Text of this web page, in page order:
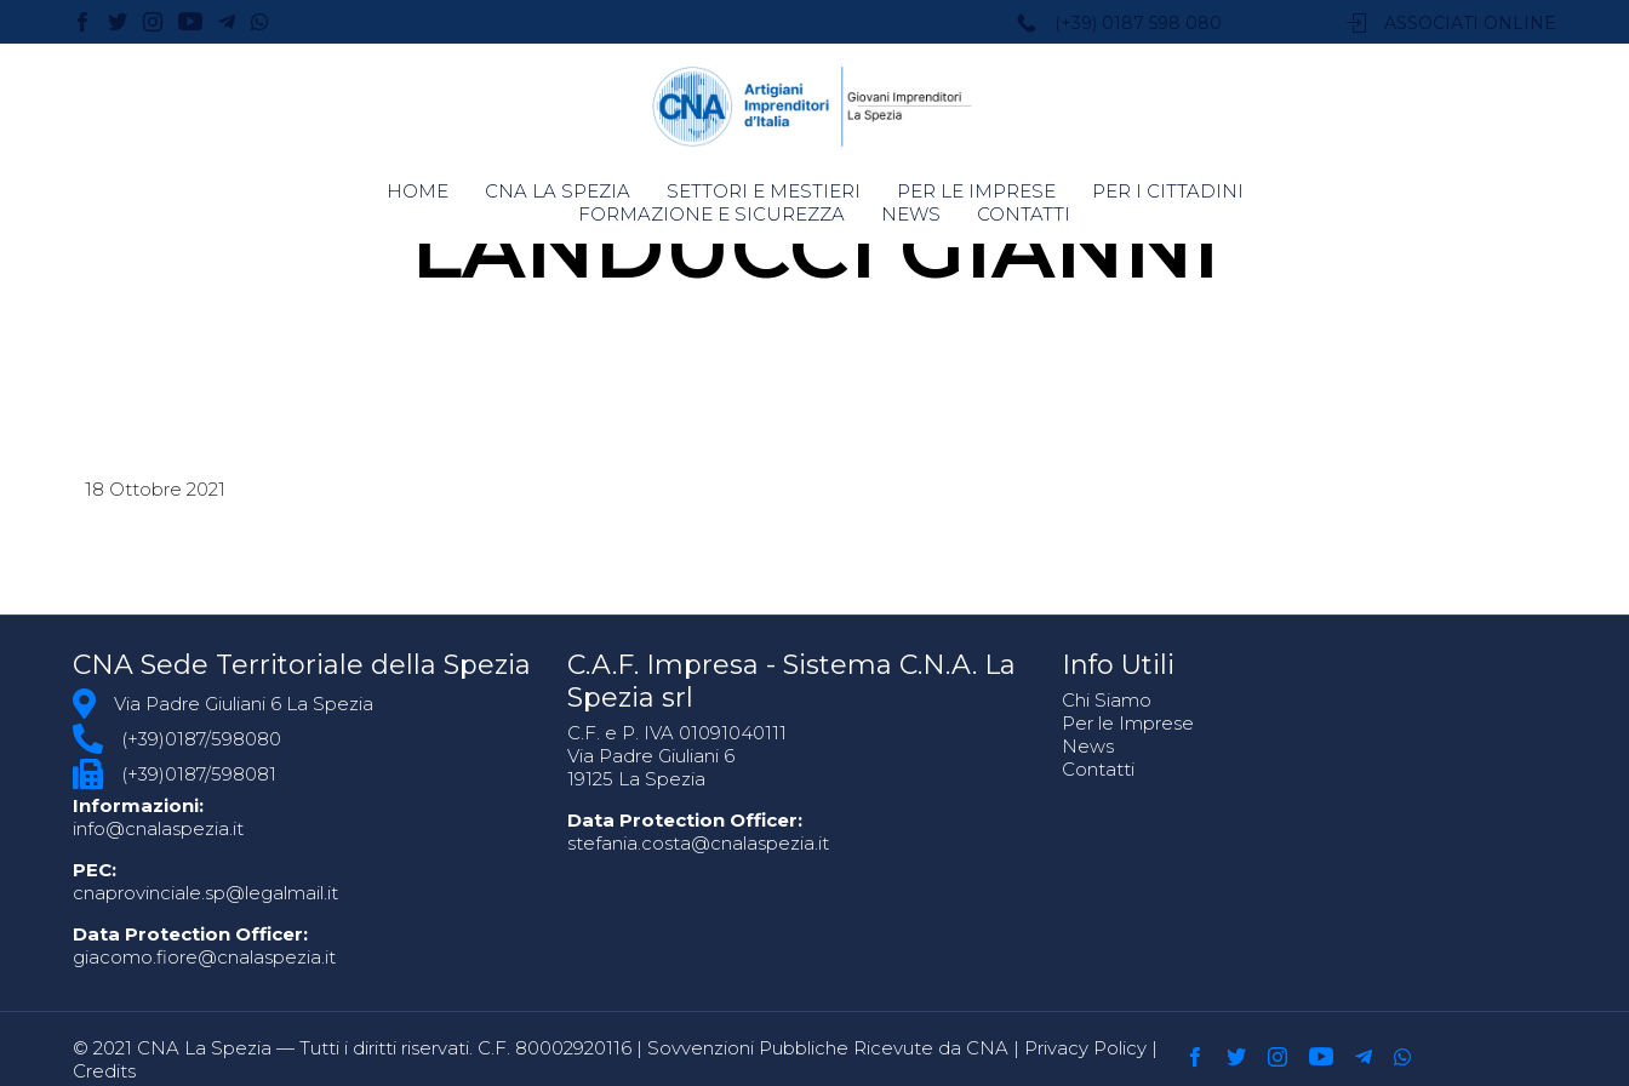
(+39) 0187 598 080 ASSOCIATI ONLINE
Skip
to
HOME CNA LA SPEZIA SETTORI E MESTIERI PER LE IMPRESE
PER I CITTADINI
FORMAZIONE E SICUREZZA
NEWS CONTATTI
LANDUCCI GIANNI
18 Ottobre 2021
CNA Sede Territoriale della Spezia
Via Padre Giuliani 6 La Spezia
(+39)0187/598080
(+39)0187/598081
Informazioni:
info@cnalaspezia.it
PEC:
cnaprovinciale.sp@legalmail.it
Data Protection Officer:
giacomo.fiore@cnalaspezia.it
C.A.F. Impresa - Sistema C.N.A. La
Spezia srl
C.F. e P. IVA 01091040111
Via Padre Giuliani 6
19125 La Spezia
Data Protection Officer:
stefania.costa@cnalaspezia.it
Info Utili
Chi Siamo
Per le Imprese
News
Contatti
© 2021 CNA La Spezia — Tutti i diritti riservati. C.F. 80002920116 | Sovvenzioni Pubbliche Ricevute da CNA | Privacy Policy |
Credits